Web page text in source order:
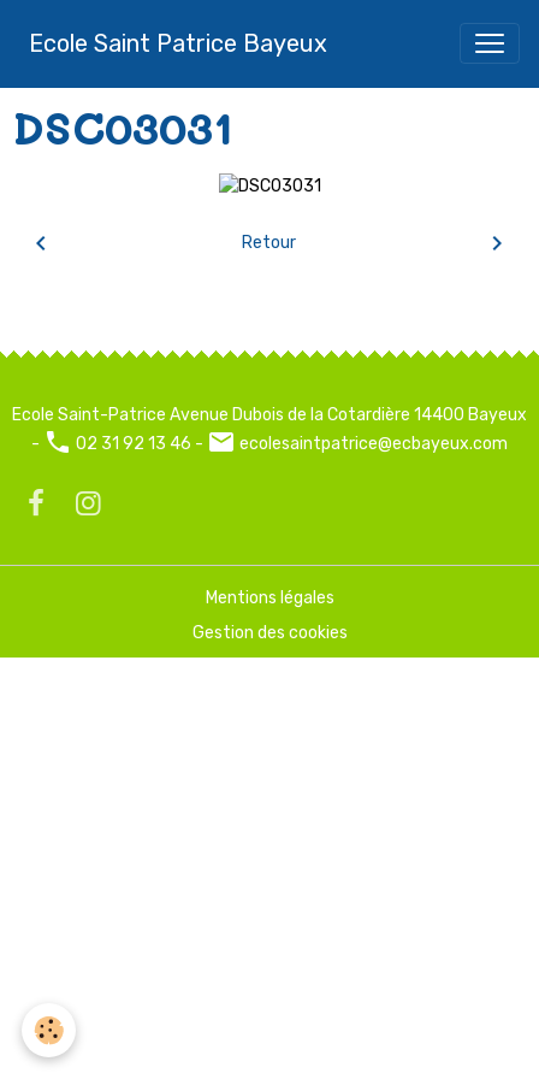
Ecole Saint Patrice Bayeux
DSC03031
Retour
Ecole Saint-Patrice Avenue Dubois de la Cotardière 14400 Bayeux
-
02 31 92 13 46 - ecolesaintpatrice@ecbayeux.com
Mentions légales
Gestion des cookies